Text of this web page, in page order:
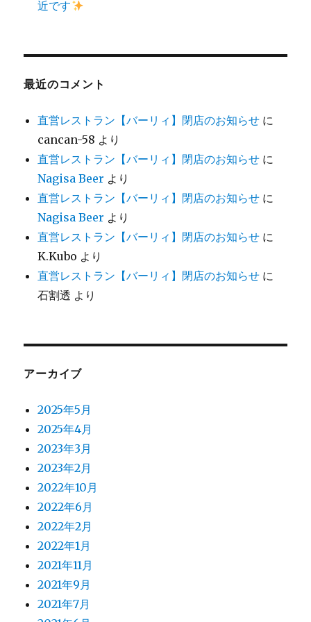
近です
最近のコメント
直営レストラン【バーリィ】閉店のお知らせ に
cancan-58 より
直営レストラン【バーリィ】閉店のお知らせ に
Nagisa Beer より
直営レストラン【バーリィ】閉店のお知らせ に
Nagisa Beer より
直営レストラン【バーリィ】閉店のお知らせ に
K.Kubo より
直営レストラン【バーリィ】閉店のお知らせ に
石割透 より
アーカイブ
2025年5月
2025年4月
2023年3月
2023年2月
2022年10月
2022年6月
2022年2月
2022年1月
2021年11月
2021年9月
2021年7月